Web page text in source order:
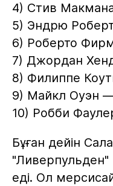
4) Стив
5) Эндрю
6) Роберто
7) Джордан
8) Филиппе
9) Майкл Оуэн
10) Робби
Бұған дейін
"Ливерпульден"
еді. Ол